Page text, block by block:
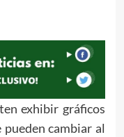
exhibir gráficos
pueden cambiar al